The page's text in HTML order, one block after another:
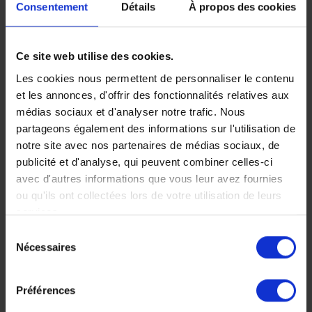
Consentement Détails À propos des cookies
Ce site web utilise des cookies.
Les cookies nous permettent de personnaliser le contenu
et les annonces, d'offrir des fonctionnalités relatives aux
médias sociaux et d'analyser notre trafic. Nous
partageons également des informations sur l'utilisation de
notre site avec nos partenaires de médias sociaux, de
publicité et d'analyse, qui peuvent combiner celles-ci
avec d'autres informations que vous leur avez fournies
ou qu'ils ont collectées lors de votre utilisation de leurs
services.
Nécessaires
Préférences
Guatemala -
Mexique :
Mayas, volcans
et riviera
mexicaine
Les plus grands sites
majeurs de la civilisation
plage de sable blanc.
800 €